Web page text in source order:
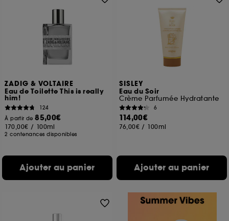
ZADIG & VOLTAIRE
Eau de Toilette This is really
him!
124
À partir de85,00€
170,00€ / 100ml
2 contenances disponibles
Ajouter au panier
SISLEY
Eau du Soir
Crème Parfumée Hydratante
6
114,00€
76,00€ / 100ml
Ajouter au panier